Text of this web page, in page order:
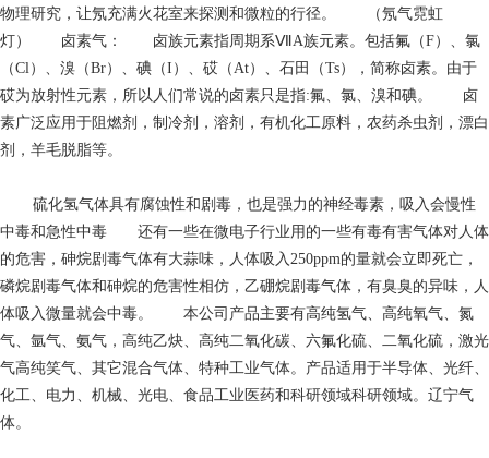
物理研究，让氖充满火花室来探测和微粒的行径。 （氖气霓虹
灯） 卤素气： 卤族元素指周期系ⅦA族元素。包括氟（F）、氯
（Cl）、溴（Br）、碘（I）、砹（At）、石田（Ts），简称卤素。由于
砹为放射性元素，所以人们常说的卤素只是指:氟、氯、溴和碘。 卤
素广泛应用于阻燃剂，制冷剂，溶剂，有机化工原料，农药杀虫剂，漂白
剂，羊毛脱脂等。
硫化氢气体具有腐蚀性和剧毒，也是强力的神经毒素，吸入会慢性
中毒和急性中毒 还有一些在微电子行业用的一些有毒有害气体对人体
的危害，砷烷剧毒气体有大蒜味，人体吸入250ppm的量就会立即死亡，
磷烷剧毒气体和砷烷的危害性相仿，乙硼烷剧毒气体，有臭臭的异味，人
体吸入微量就会中毒。 本公司产品主要有高纯氢气、高纯氧气、氮
气、氩气、氨气，高纯乙炔、高纯二氧化碳、六氟化硫、二氧化硫，激光
气高纯笑气、其它混合气体、特种工业气体。产品适用于半导体、光纤、
化工、电力、机械、光电、食品工业医药和科研领域科研领域。辽宁气
体。